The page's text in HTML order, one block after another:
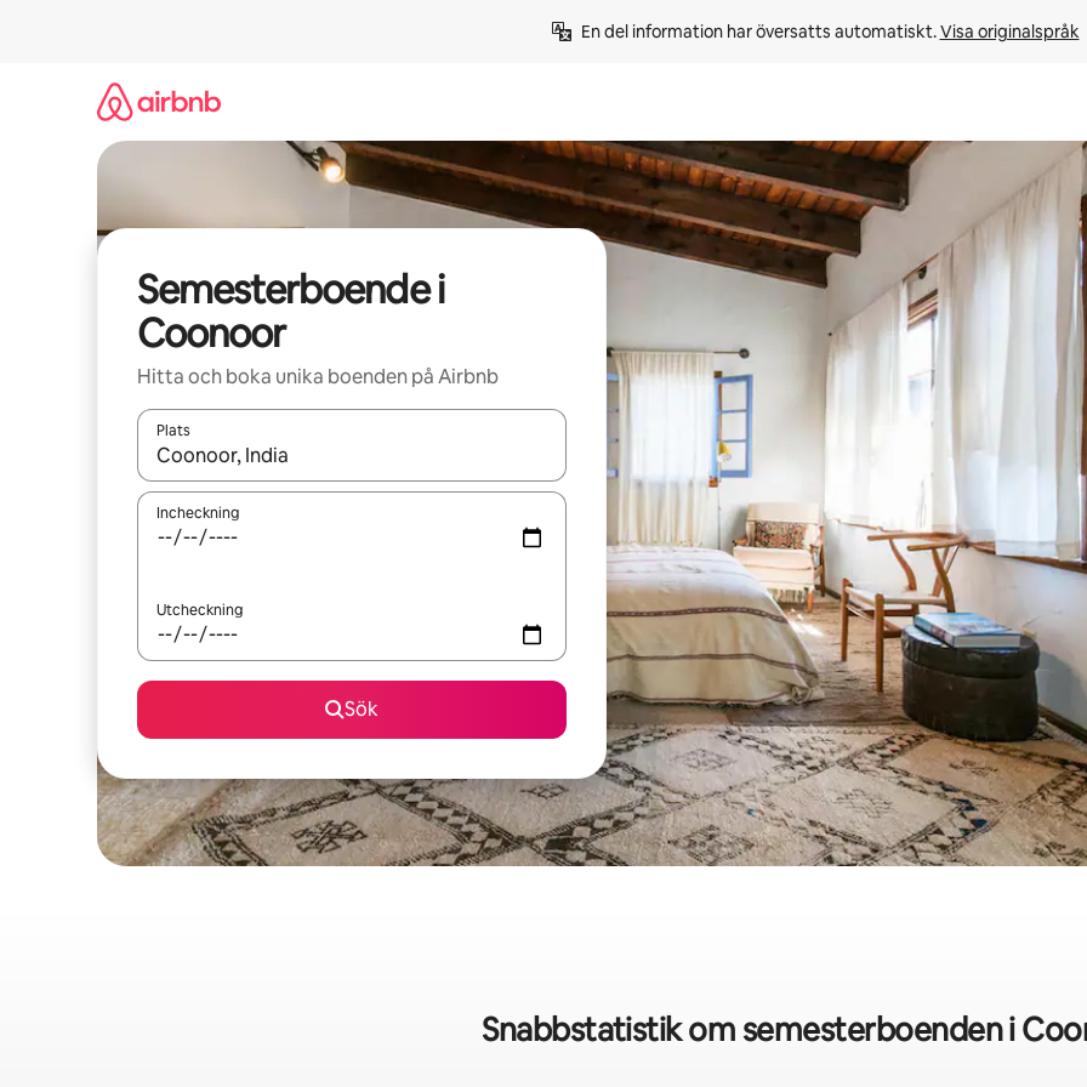
En del information har översatts automatiskt. Visa originalspråk
Semesterboende i
Coonoor
Hitta och boka unika boenden på Airbnb
Plats
När resultaten är tillgängliga kan du navigera med upp- och nedåtpilarna eller utforska genom att trycka eller svepa.
Incheckning
Utcheckning
Sök
Snabbstatistik om semesterboenden i